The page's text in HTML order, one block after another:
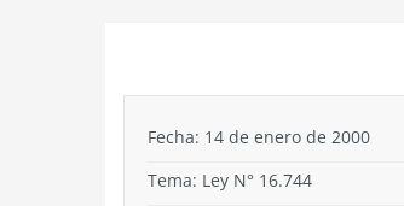
Fecha: 14 de enero de 2000
Tema: Ley N° 16.744